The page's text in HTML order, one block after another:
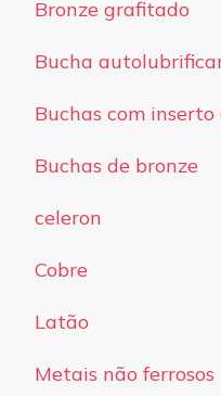
Bronze grafitado
Bucha
Buchas com
Buchas de bronze
celeron
Cobre
Latão
Metais não ferrosos